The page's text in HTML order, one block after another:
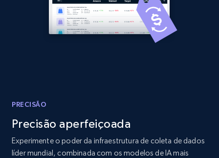
375+ Comece agora
price, Currency, Availability, Reviews count, and
more.
2.1K+ 375+ Comece agora
PRECISÃO
Precisão aperfeiçoada
Experimente o poder da infraestrutura de coleta de dados
líder mundial, combinada com os modelos de IA mais